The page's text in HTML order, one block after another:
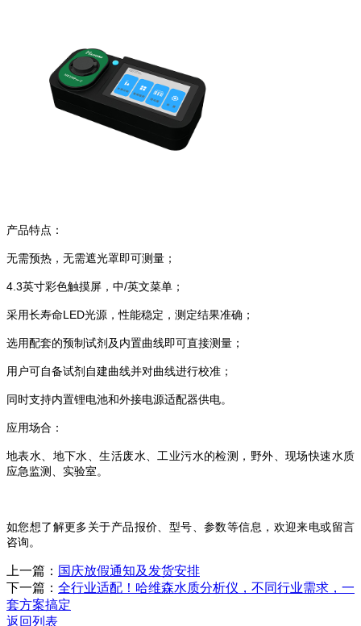
产品特点：
无需预热，无需遮光罩即可测量；
4.3英寸彩色触摸屏，中/英文菜单；
采用长寿命LED光源，性能稳定，测定结果准确；
选用配套的预制试剂及内置曲线即可直接测量；
用户可自备试剂自建曲线并对曲线进行校准；
同时支持内置锂电池和外接电源适配器供电。
应用场合：
地表水、地下水、生活废水、工业污水的检测，野外、现场快速水质
应急监测、实验室。
如您想了解更多关于产品报价、型号、参数等信息，欢迎来电或留言
咨询。
上一篇： 国庆放假通知及发货安排
下一篇： 全行业适配！哈维森水质分析仪，不同行业需求，一
套方案搞定
返回列表